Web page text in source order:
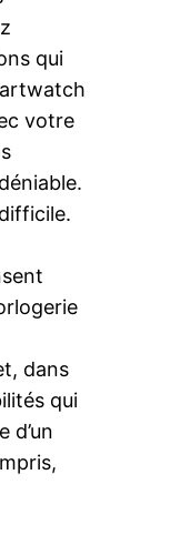
qui
votre
dans
qui
d’un